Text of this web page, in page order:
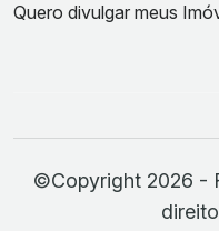
Quero divulgar meus
©Copyright 2026 -